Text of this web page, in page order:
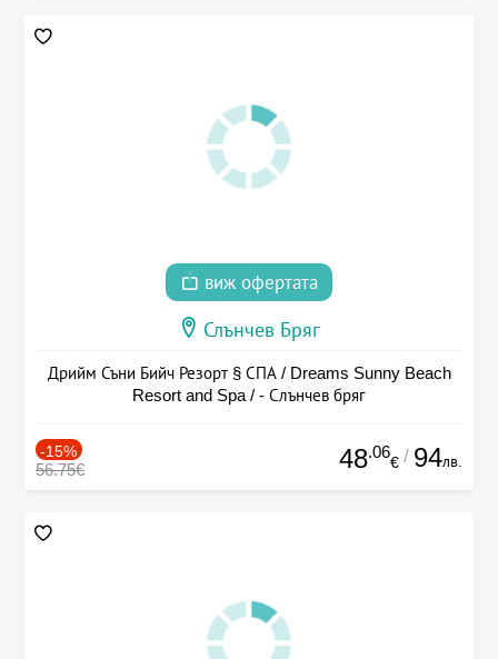
виж офертата
Слънчев Бряг
Дрийм Съни Бийч Резорт § СПА / Dreams Sunny Beach
Resort and Spa / - Слънчев бряг
-15%
56.75€ 48.06
€ / 94лв.